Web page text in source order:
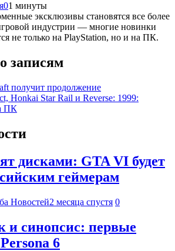
01 минуты
эксклюзивы становятся все более
индустрии — многие новинки
не только на PlayStation, но и на ПК.
записям
получит продолжение
Honkai Star Rail и Reverse: 1999:
ПК
дисками: GTA VI будет
геймерам
Новостей2 месяца спустя 0
и синопсис: первые
6